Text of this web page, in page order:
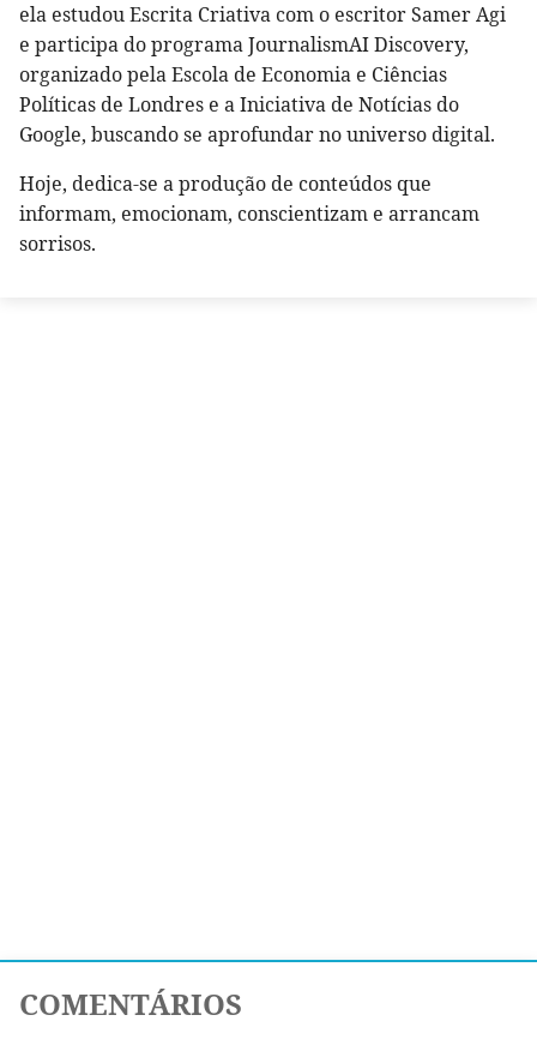
ela estudou Escrita Criativa com o escritor Samer Agi
e participa do programa JournalismAI Discovery,
organizado pela Escola de Economia e Ciências
Políticas de Londres e a Iniciativa de Notícias do
Google, buscando se aprofundar no universo digital.
Hoje, dedica-se a produção de conteúdos que
informam, emocionam, conscientizam e arrancam
sorrisos.
COMENTÁRIOS